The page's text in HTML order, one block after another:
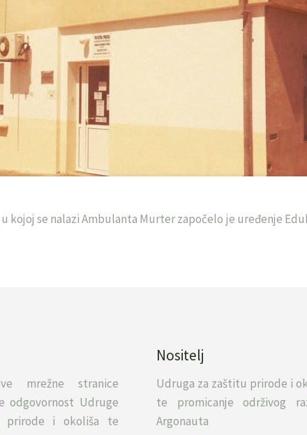
kojoj se nalazi Ambulanta Murter započelo je uređenje
mrežne stranice
odgovornost Udruge
prirode i okoliša te
Nositelj
Udruga za zaštitu prirode i
te promicanje održivog
Argonauta